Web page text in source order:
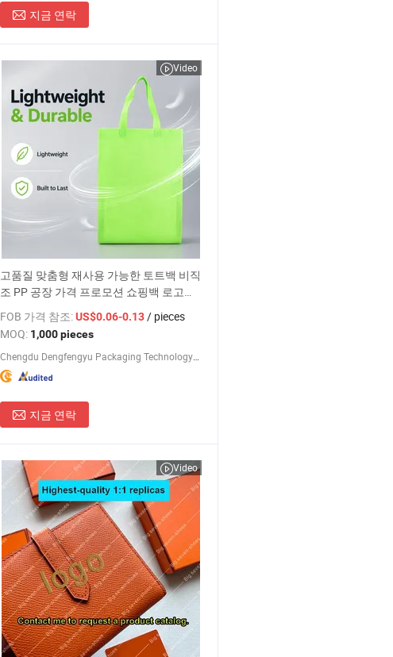
지금 연락
Video
고품질 맞춤형 재사용 가능한 토트백 비직
조 PP 공장 가격 프로모션 쇼핑백 로고가
있는 선물용
FOB 가격 참조:US$0.06-0.13/ pieces
MOQ: 1,000 pieces
Chengdu Dengfengyu Packaging Technology Co., Ltd.
지금 연락
Video